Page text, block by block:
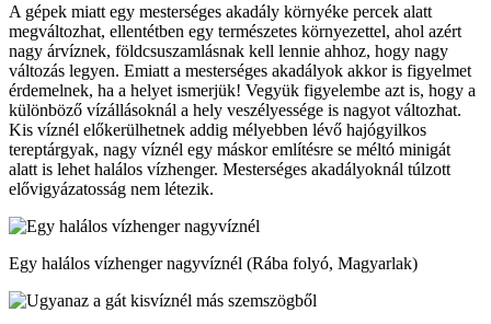
A gépek miatt egy mesterséges akadály környéke percek alatt
megváltozhat, ellentétben egy természetes környezettel, ahol azért
nagy árvíznek, földcsuszamlásnak kell lennie ahhoz, hogy nagy
változás legyen. Emiatt a mesterséges akadályok akkor is figyelmet
érdemelnek, ha a helyet ismerjük! Vegyük figyelembe azt is, hogy a
különböző vízállásoknál a hely veszélyessége is nagyot változhat.
Kis víznél előkerülhetnek addig mélyebben lévő hajógyilkos
tereptárgyak, nagy víznél egy máskor említésre se méltó minigát
alatt is lehet halálos vízhenger. Mesterséges akadályoknál túlzott
elővigyázatosság nem létezik.
Egy halálos vízhenger nagyvíznél (Rába folyó, Magyarlak)